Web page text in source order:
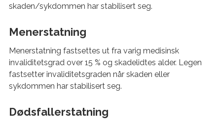
skaden/sykdommen har stabilisert seg.
Menerstatning
Menerstatning fastsettes ut fra varig medisinsk
invaliditetsgrad over 15 % og skadelidtes alder. Legen
fastsetter invaliditetsgraden når skaden eller
sykdommen har stabilisert seg.
Dødsfallerstatning